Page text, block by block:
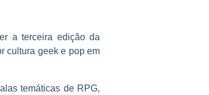
a terceira edição da
cultura geek e pop em
temáticas de RPG,